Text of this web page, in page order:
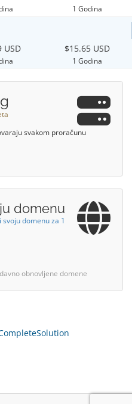
1 Godina
USD $15.65 USD
1 Godina
svakom proračunu
domenu
domenu za 1
obnovljene domene